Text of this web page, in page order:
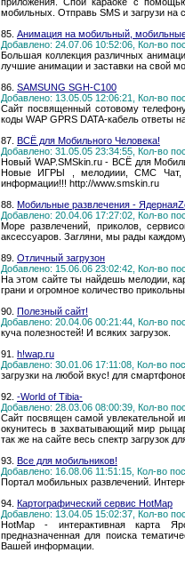
мобильных. Отправь SMS и загрузи на
85. Анимация на мобильный,
Добавлено: 24.07.06 10:52:06, Кол-во
Большая коллекция различных
лучшие анимации и заставки на свой
86. SAMSUNG SGH-C100
Добавлено: 13.05.05 12:06:21, Кол-во
Сайт посвященный сотовому
коды WAP GPRS DATA-кабель ответы
87. ВСЁ для Мобильного Человека!
Добавлено: 31.05.05 23:34:55, Кол-во
Новый WAP.SMSkin.ru - ВСЁ для
Новые ИГРЫ , мелодиии, СМС Чат,
информации!!! http://www.smskin.ru
88. Мобильные развлечения -
Добавлено: 20.04.06 17:27:02, Кол-во
Море развлечений, приколов,
аксессуаров. Загляни, мы рады
89. Отличный загрузон
Добавлено: 15.06.06 23:02:42, Кол-во
На этом сайте ты найдешь мелодии,
грани и огромное количество
90. Полезный сайт!
Добавлено: 20.04.06 00:21:44, Кол-во
куча полезностей! И всяких загрузок.
91. h!wap.ru
Добавлено: 30.01.06 17:11:08, Кол-во
загрузки на любой вкус! для
92. -World of Tibia-
Добавлено: 28.03.06 08:00:39, Кол-во
Сайт посвящен самой увлекательной
окунитесь в захватывающий мир
так же на сайте весь спектр загрузок
93. Все для мобильников!
Добавлено: 16.08.06 11:51:15, Кол-во
Портал мобильных развлечений.
94. Картографический сервис HotMap
Добавлено: 13.04.05 15:02:37, Кол-во
HotMap - интерактивная карта
предназначенная для поиска
Вашей информации.